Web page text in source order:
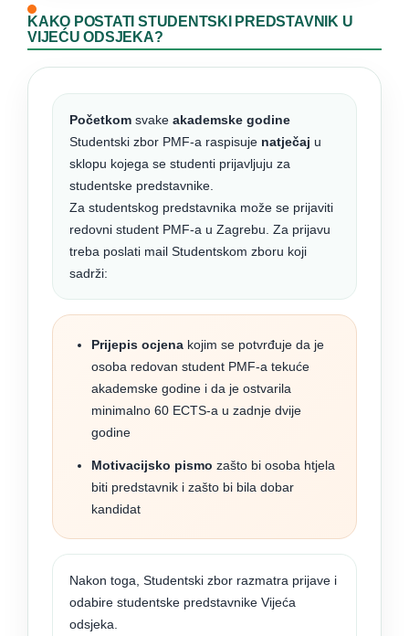
KAKO POSTATI STUDENTSKI PREDSTAVNIK U
VIJEĆU ODSJEKA?
Početkom svake akademske godine
Studentski zbor PMF-a raspisuje natječaj u
sklopu kojega se studenti prijavljuju za
studentske predstavnike.
Za studentskog predstavnika može se prijaviti
redovni student PMF-a u Zagrebu. Za prijavu
treba poslati mail Studentskom zboru koji
sadrži:
Prijepis ocjena kojim se potvrđuje da je
osoba redovan student PMF-a tekuće
akademske godine i da je ostvarila
minimalno 60 ECTS-a u zadnje dvije
godine
Motivacijsko pismo zašto bi osoba htjela
biti predstavnik i zašto bi bila dobar
kandidat
Nakon toga, Studentski zbor razmatra prijave i
odabire studentske predstavnike Vijeća
odsjeka.